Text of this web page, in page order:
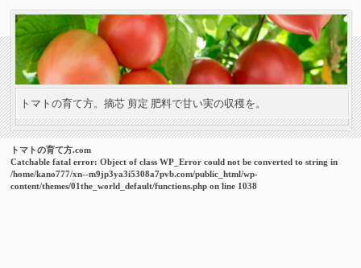
トマトの育て方。摘芯 剪定 肥料で甘い実の収穫を。
トマトの育て方.com
Catchable fatal error: Object of class WP_Error could not be converted to string in
/home/kano777/xn--m9jp3ya3i5308a7pvb.com/public_html/wp-
content/themes/01the_world_default/functions.php on line 1038